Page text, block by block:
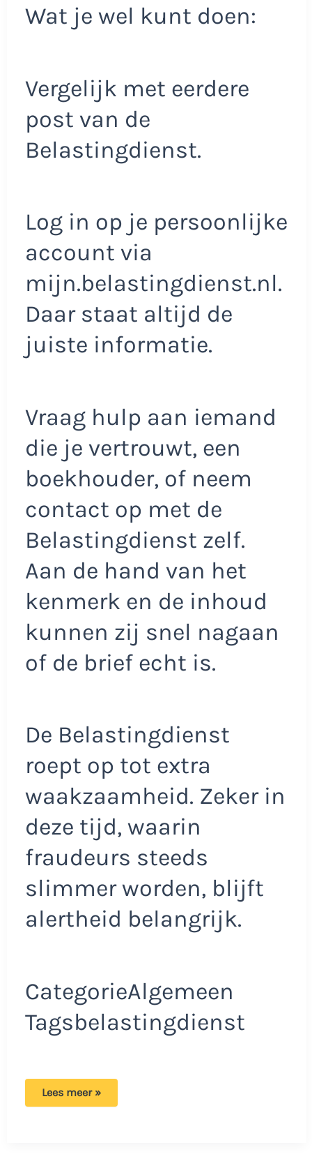
Wat je wel kunt doen:
Vergelijk met eerdere
post van de
Belastingdienst.
Log in op je persoonlijke
account via
mijn.belastingdienst.nl.
Daar staat altijd de
juiste informatie.
Vraag hulp aan iemand
die je vertrouwt, een
boekhouder, of neem
contact op met de
Belastingdienst zelf.
Aan de hand van het
kenmerk en de inhoud
kunnen zij snel nagaan
of de brief echt is.
De Belastingdienst
roept op tot extra
waakzaamheid. Zeker in
deze tijd, waarin
fraudeurs steeds
slimmer worden, blijft
alertheid belangrijk.
CategorieAlgemeen
Tagsbelastingdienst
Wees
Lees meer »